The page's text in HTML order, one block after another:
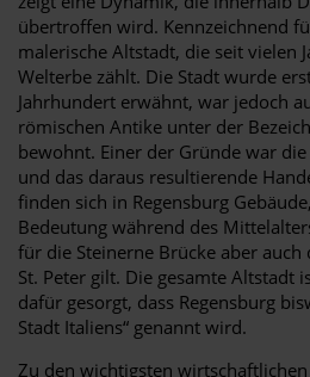
übertroffen wird. Kennzeichnend
malerische Altstadt, die seit vielen
Welterbe zählt. Die Stadt wurde
Jahrhundert erwähnt, war jedoch
römischen Antike unter der
bewohnt. Einer der Gründe war
und das daraus resultierende
finden sich in Regensburg
Bedeutung während des
für die Steinerne Brücke aber auch
St. Peter gilt. Die gesamte Altstadt
dafür gesorgt, dass Regensburg
Stadt Italiens“ genannt wird.
Zu den wichtigsten